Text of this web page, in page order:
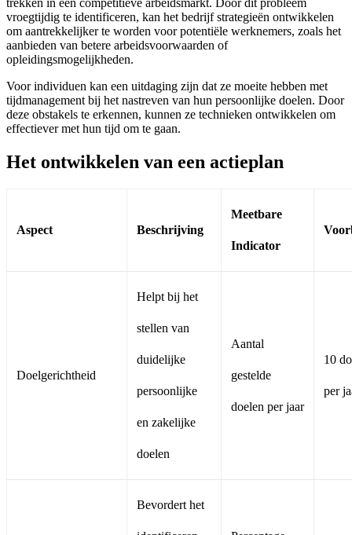
trekken in een competitieve arbeidsmarkt. Door dit probleem
vroegtijdig te identificeren, kan het bedrijf strategieën ontwikkelen
om aantrekkelijker te worden voor potentiële werknemers, zoals het
aanbieden van betere arbeidsvoorwaarden of
opleidingsmogelijkheden.
Voor individuen kan een uitdaging zijn dat ze moeite hebben met
tijdmanagement bij het nastreven van hun persoonlijke doelen. Door
deze obstakels te erkennen, kunnen ze technieken ontwikkelen om
effectiever met hun tijd om te gaan.
Het ontwikkelen van een actieplan
Aspect Beschrijving
Meetbare
Indicator
Doelgerichtheid
Helpt bij het
stellen van
duidelijke
persoonlijke
en zakelijke
doelen
Aantal
gestelde
doelen per jaar
10
per
Bevordert het